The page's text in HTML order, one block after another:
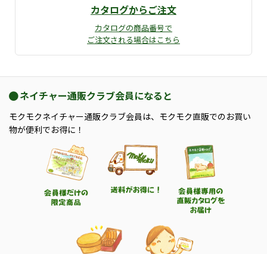
カタログからご注文
カタログの商品番号で
ご注文される場合はこちら
ネイチャー通販クラブ会員になると
モクモクネイチャー通販クラブ会員は、モクモク直販でのお買い
物が便利でお得に！